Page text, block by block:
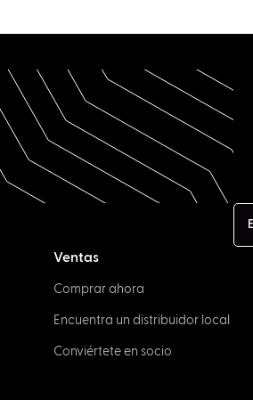
Ventas
Comprar ahora
Encuentra un distribuidor local
Conviértete en socio